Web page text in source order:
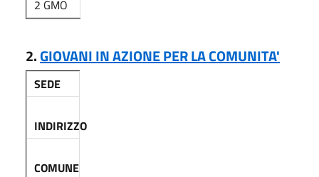
2 GMO
2.GIOVANI IN AZIONE PER LA COMUNITA'
SEDE
INDIRIZZO
COMUNE